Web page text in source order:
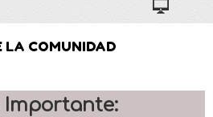
LA COMUNIDAD
Importante: